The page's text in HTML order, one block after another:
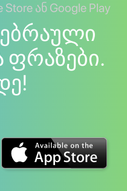
ან Google Play
ფრაზები.